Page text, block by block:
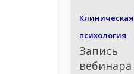
Клиническая
психология
Запись
вебинара